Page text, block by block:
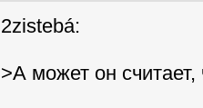
2zistebá:
>А может он